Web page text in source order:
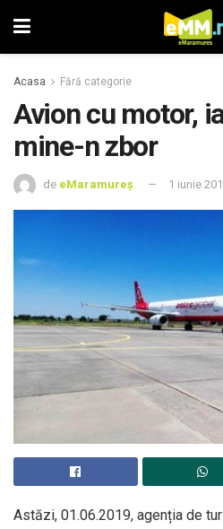
Acasa Fără categorie
Avion cu motor,
mine-n zbor
de eMaramureș 1 iunie
Astăzi, 01.06.2019, agenția de